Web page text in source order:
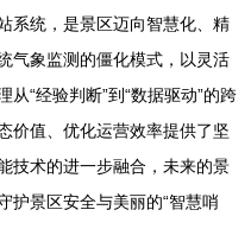
系统，是景区迈向智慧化、精
气象监测的僵化模式，以灵活
“经验判断”到“数据驱动”的跨
价值、优化运营效率提供了坚
技术的进一步融合，未来的景
护景区安全与美丽的“智慧哨